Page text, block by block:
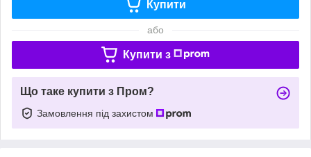
Купити
або
Купити з
Що таке купити з Пром?
Замовлення під захистом